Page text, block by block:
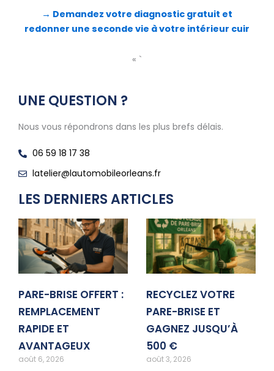
→ Demandez votre diagnostic gratuit et
redonner une seconde vie à votre intérieur cuir
« `
UNE QUESTION ?
Nous vous répondrons dans les plus brefs délais.
06 59 18 17 38
latelier@lautomobileorleans.fr
LES DERNIERS ARTICLES
PARE-BRISE OFFERT :
REMPLACEMENT
RAPIDE ET
AVANTAGEUX
août 6, 2026
RECYCLEZ VOTRE
PARE-BRISE ET
GAGNEZ JUSQU’À
500 €
août 3, 2026